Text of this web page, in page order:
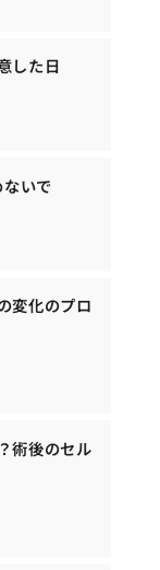
した日
いで
変化のプロ
術後のセル